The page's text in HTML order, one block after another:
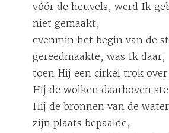
vóór de heuvels, werd Ik
niet gemaakt,
evenmin het begin van de
gereedmaakte, was Ik daar,
toen Hij een cirkel trok
Hij de wolken daarboven
Hij de bronnen van de
zijn plaats bepaalde,